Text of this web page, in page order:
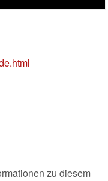
zu diesem